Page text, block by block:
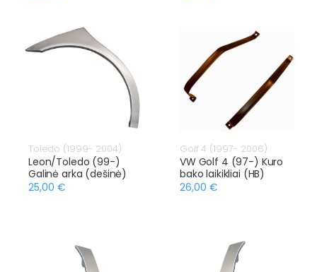
Toledo (1999- 2004)
Leon/Toledo (99-)
Galinė arka (dešinė)
25,00 €
Golf 4 (1997- 2006)
VW Golf 4 (97-) Kuro
bako laikikliai (HB)
26,00 €